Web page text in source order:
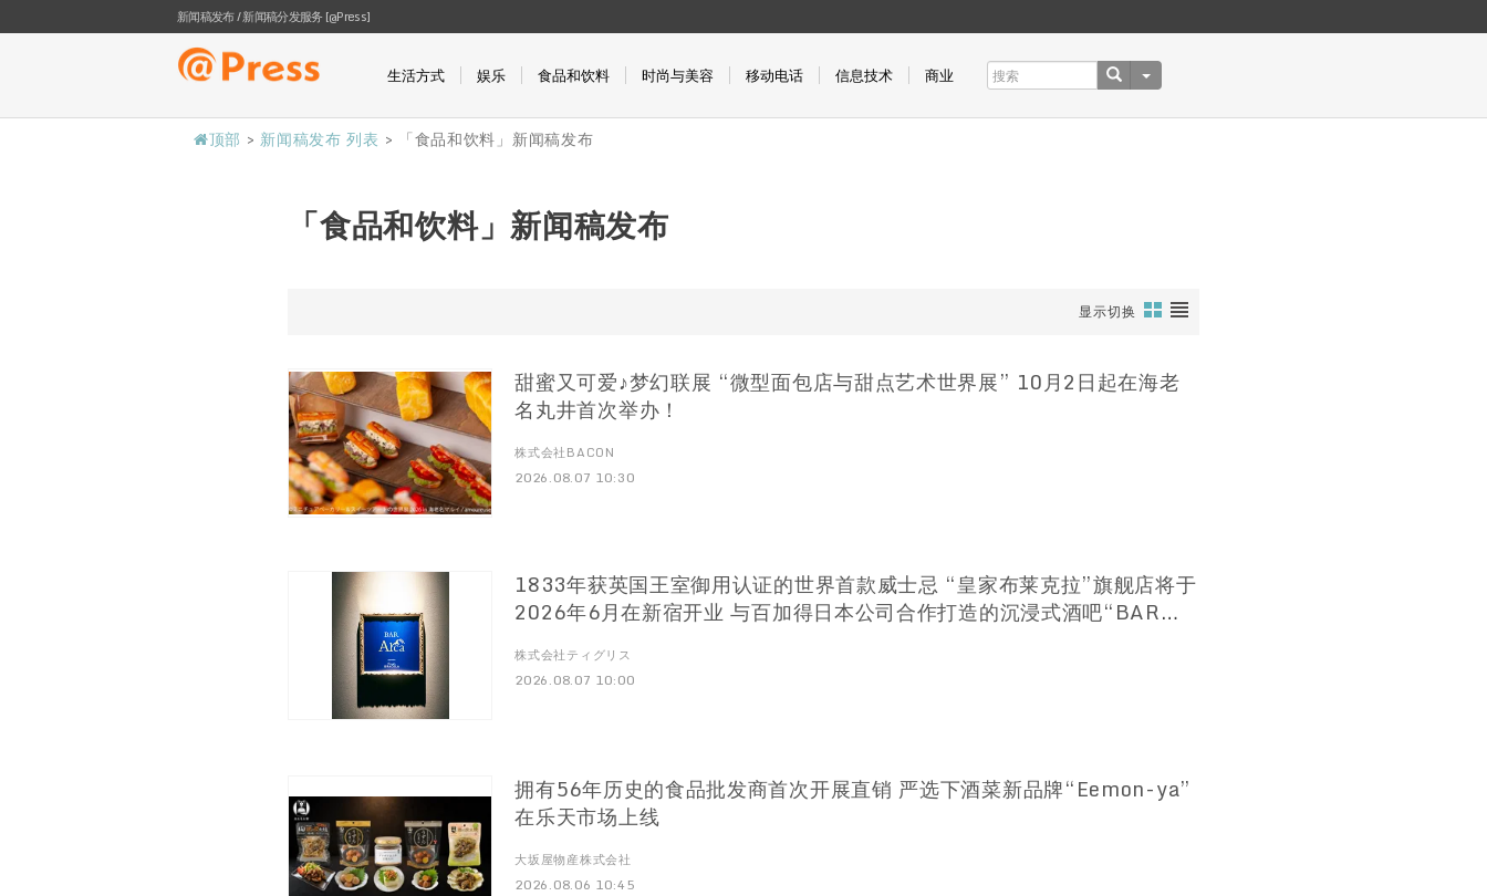
新闻稿发布 / 新闻稿分发服务 [@Press]
生活方式 娱乐 食品和饮料 时尚与美容 移动电话 信息技术 商业
顶部 >新闻稿发布 列表 > 「食品和饮料」新闻稿发布
「食品和饮料」新闻稿发布
显示切换
甜蜜又可爱♪梦幻联展 “微型面包店与甜点艺术世界展” 10月2日起在海老
名丸井首次举办！
株式会社BACON
2026.08.07 10:30
1833年获英国王室御用认证的世界首款威士忌 “皇家布莱克拉”旗舰店将于
2026年6月在新宿开业 与百加得日本公司合作打造的沉浸式酒吧“BAR
株式会社ティグリス
2026.08.07 10:00
拥有56年历史的食品批发商首次开展直销 严选下酒菜新品牌“Eemon-ya”
在乐天市场上线
大坂屋物産株式会社
2026.08.06 10:45